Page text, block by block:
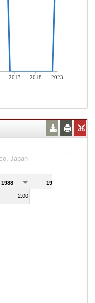
2013 2018
2023
1988 1989
2.00